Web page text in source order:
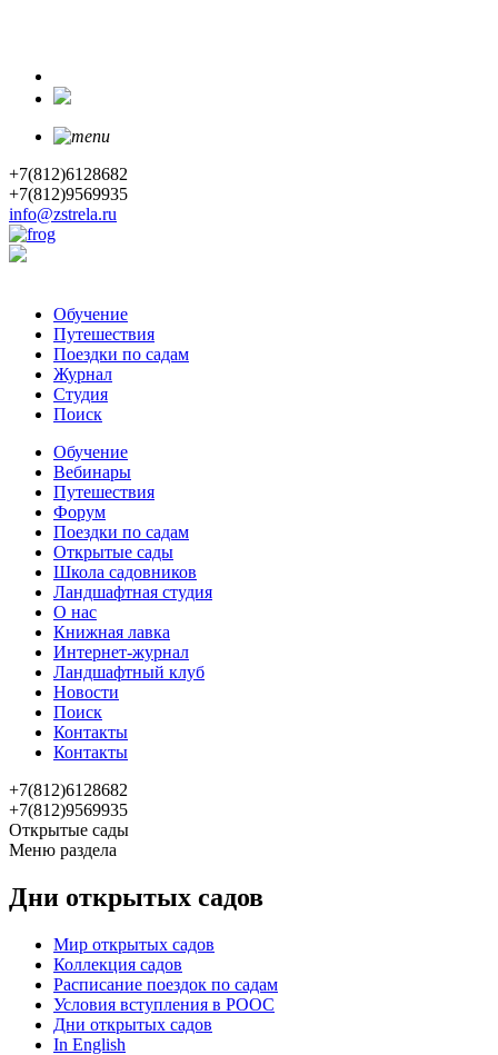
+7(812)6128682
+7(812)9569935
info@zstrela.ru
Обучение
Путешествия
Поездки по садам
Журнал
Студия
Поиск
Обучение
Вебинары
Путешествия
Форум
Поездки по садам
Открытые сады
Школа садовников
Ландшафтная студия
О нас
Книжная лавка
Интернет-журнал
Ландшафтный клуб
Новости
Поиск
Контакты
Контакты
+7(812)6128682
+7(812)9569935
Открытые сады
Меню раздела
Дни открытых садов
Мир открытых садов
Коллекция садов
Расписание поездок по садам
Условия вступления в РООС
Дни открытых садов
In English